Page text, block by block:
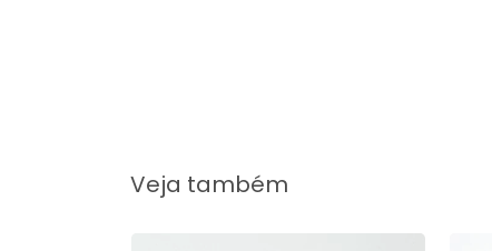
Veja também